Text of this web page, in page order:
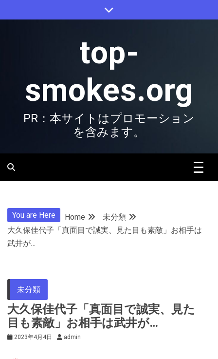
to
top-
smokes.org
PR：本サイトはプロモーション
を含みます。
You are Here Home
未分類
大久保佳代子「真面目で誠実、見た目も素敵」お相手は
武井が…
未分類
大久保佳代子「真面目で誠実、見た
目も素敵」お相手は武井が…
2023年4月4日 admin